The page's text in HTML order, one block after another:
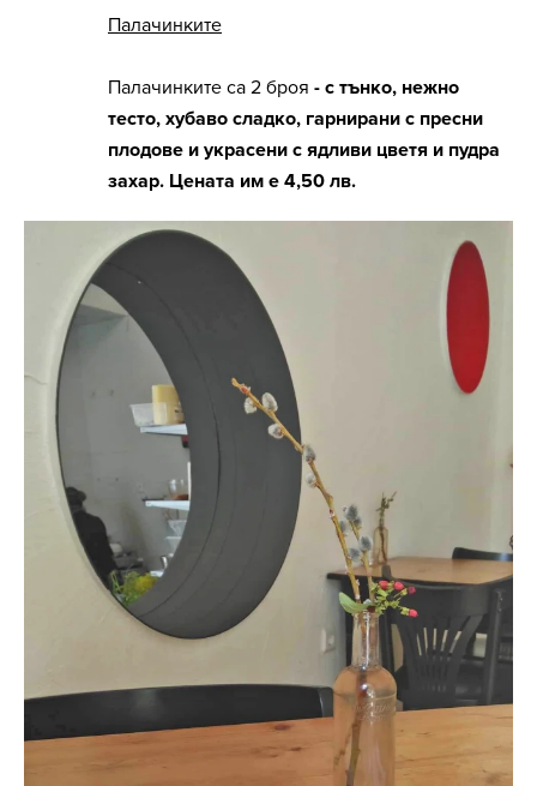
Палачинките
Палачинките са 2 броя - с тънко, нежно
тесто, хубаво сладко, гарнирани с пресни
плодове и украсени с ядливи цветя и пудра
захар. Цената им е 4,50 лв.